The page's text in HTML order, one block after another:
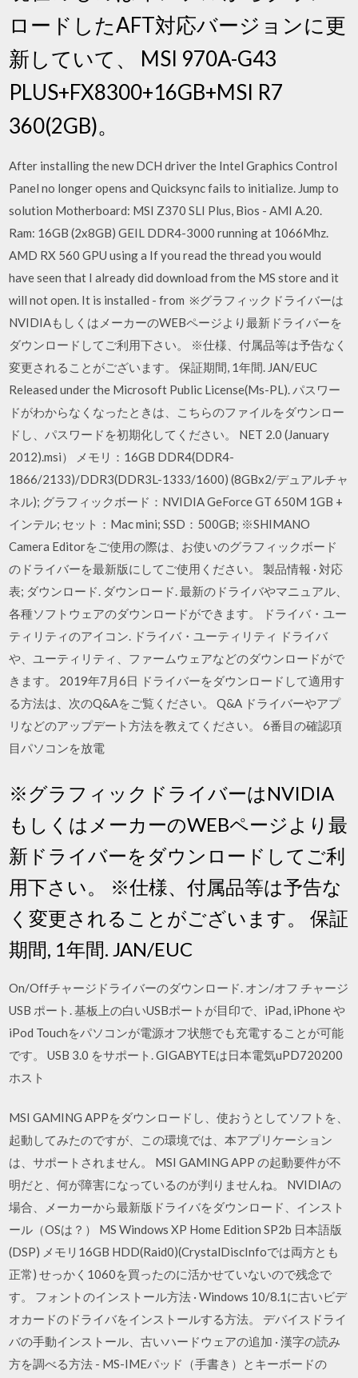
ロードしたAFT対応バージョンに更
新していて、 MSI 970A-G43
PLUS+FX8300+16GB+MSI R7
360(2GB)。
After installing the new DCH driver the Intel Graphics Control
Panel no longer opens and Quicksync fails to initialize. Jump to
solution Motherboard: MSI Z370 SLI Plus, Bios - AMI A.20.
Ram: 16GB (2x8GB) GEIL DDR4-3000 running at 1066Mhz.
AMD RX 560 GPU using a If you read the thread you would
have seen that I already did download from the MS store and it
will not open. It is installed - from ※グラフィックドライバーは
NVIDIAもしくはメーカーのWEBページより最新ドライバーを
ダウンロードしてご利用下さい。 ※仕様、付属品等は予告なく
変更されることがございます。 保証期間, 1年間. JAN/EUC
Released under the Microsoft Public License(Ms-PL). パスワー
ドがわからなくなったときは、こちらのファイルをダウンロー
ドし、パスワードを初期化してください。 NET 2.0 (January
2012).msi） メモリ：16GB DDR4(DDR4-
1866/2133)/DDR3(DDR3L-1333/1600) (8GBx2/デュアルチャ
ネル); グラフィックボード：NVIDIA GeForce GT 650M 1GB +
インテル; セット：Mac mini; SSD：500GB; ※SHIMANO
Camera Editorをご使用の際は、お使いのグラフィックボード
のドライバーを最新版にしてご使用ください。 製品情報 · 対応
表; ダウンロード. ダウンロード. 最新のドライバやマニュアル、
各種ソフトウェアのダウンロードができます。 ドライバ・ユー
ティリティのアイコン. ドライバ・ユーティリティ ドライバ
や、ユーティリティ、ファームウェアなどのダウンロードがで
きます。 2019年7月6日 ドライバーをダウンロードして適用す
る方法は、次のQ&Aをご覧ください。 Q&A ドライバーやアプ
リなどのアップデート方法を教えてください。 6番目の確認項
目パソコンを放電
※グラフィックドライバーはNVIDIA
もしくはメーカーのWEBページより最
新ドライバーをダウンロードしてご利
用下さい。 ※仕様、付属品等は予告な
く変更されることがございます。 保証
期間, 1年間. JAN/EUC
On/Offチャージドライバーのダウンロード. オン/オフ チャージ
USB ポート. 基板上の白いUSBポートが目印で、iPad, iPhone や
iPod Touchをパソコンが電源オフ状態でも充電することが可能
です。 USB 3.0 をサポート. GIGABYTEは日本電気uPD720200
ホスト
MSI GAMING APPをダウンロードし、使おうとしてソフトを、
起動してみたのですが、この環境では、本アプリケーション
は、サポートされません。 MSI GAMING APP の起動要件が不
明だと、何が障害になっているのが判りませんね。 NVIDIAの
場合、メーカーから最新版ドライバをダウンロード、インスト
ール（OSは？） MS Windows XP Home Edition SP2b 日本語版
(DSP) メモリ16GB HDD(Raid0)(CrystalDiscInfoでは両方とも
正常) せっかく1060を買ったのに活かせていないので残念で
す。 フォントのインストール方法 · Windows 10/8.1に古いビデ
オカードのドライバをインストールする方法。 デバイスドライ
バの手動インストール、古いハードウェアの追加 · 漢字の読み
方を調べる方法 - MS-IMEパッド（手書き）とキーボードの